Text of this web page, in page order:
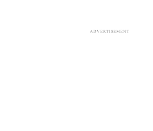
ADVERTISEMENT